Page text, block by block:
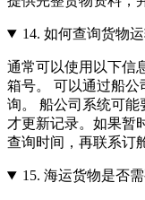
14. 如何查询货物
通常可以使用以下信
箱号。 可以通过船
询。 船公司系统可
才更新记录。如果暂
查询时间，再联系订
15. 海运货物是否